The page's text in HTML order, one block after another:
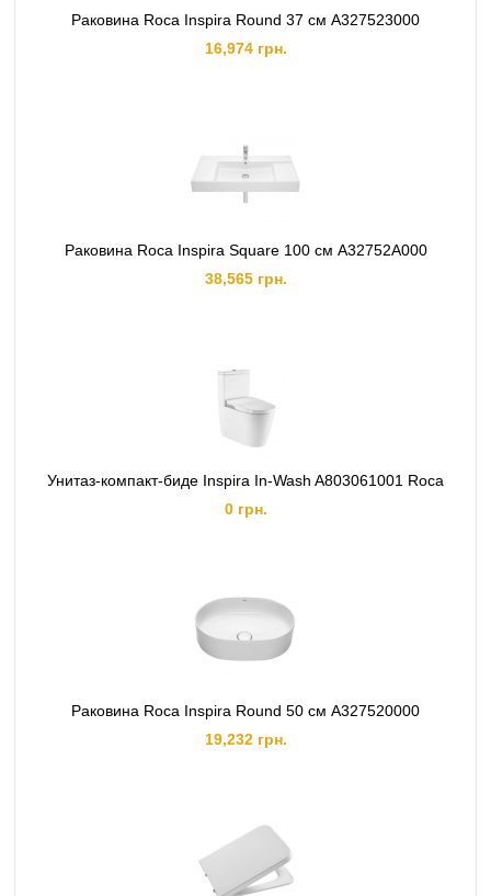
Раковина Roca Inspira Round 37 см A327523000
16,974 грн.
Раковина Roca Inspira Square 100 см A32752A000
38,565 грн.
Унитаз-компакт-биде Inspira In-Wash A803061001 Roca
0 грн.
Раковина Roca Inspira Round 50 см A327520000
19,232 грн.